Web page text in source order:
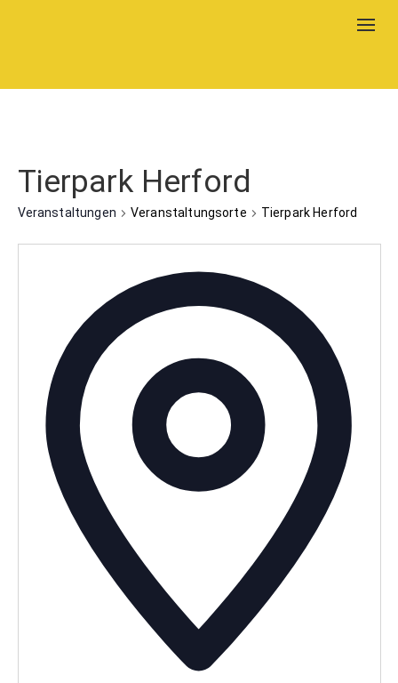
Tierpark Herford
Veranstaltungen Veranstaltungsorte Tierpark Herford